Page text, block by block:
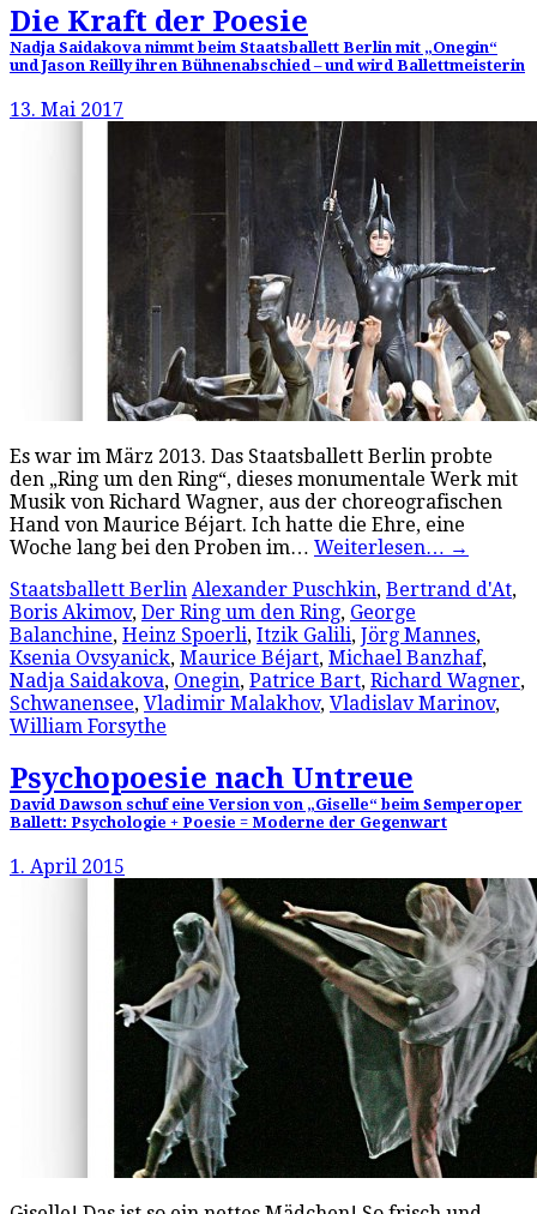
Die Kraft der Poesie
Nadja Saidakova nimmt beim Staatsballett Berlin mit „Onegin“
und Jason Reilly ihren Bühnenabschied – und wird Ballettmeisterin
13. Mai 2017
Es war im März 2013. Das Staatsballett Berlin probte
den „Ring um den Ring“, dieses monumentale Werk mit
Musik von Richard Wagner, aus der choreografischen
Hand von Maurice Béjart. Ich hatte die Ehre, eine
Woche lang bei den Proben im… Weiterlesen… →
Staatsballett Berlin Alexander Puschkin, Bertrand d'At,
Boris Akimov, Der Ring um den Ring, George
Balanchine, Heinz Spoerli, Itzik Galili, Jörg Mannes,
Ksenia Ovsyanick, Maurice Béjart, Michael Banzhaf,
Nadja Saidakova, Onegin, Patrice Bart, Richard Wagner,
Schwanensee, Vladimir Malakhov, Vladislav Marinov,
William Forsythe
Psychopoesie nach Untreue
David Dawson schuf eine Version von „Giselle“ beim Semperoper
Ballett: Psychologie + Poesie = Moderne der Gegenwart
1. April 2015